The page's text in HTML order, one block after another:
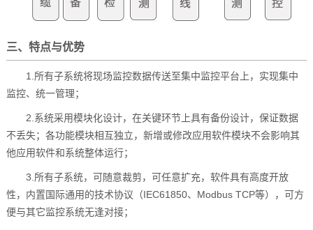
三、特点与优势
1.所有子系统将现场监控数据传送至集中监控平台上，实现集中
监控、统一管理；
2.系统采用模块化设计，在关键环节上具有备份设计，保证数据
不丢失；各功能模块相互独立，新增或修改应用软件模块不会影响其
他应用软件和系统整体运行；
3.所有子系统，可随意裁剪，可任意扩充，软件具有高度开放
性，内置国际通用的技术协议（IEC61850、Modbus TCP等），可方
便与其它监控系统无逢对接；